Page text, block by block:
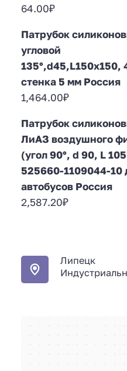
64.00₽
Патрубок
угловой
135°,d45,L150x150,
стенка 5 мм Россия
1,464.00₽
Патрубок
ЛиАЗ воздушного
(угол 90°, d 90, L
525660-1109044-10
автобусов Россия
2,587.20₽
Липецк